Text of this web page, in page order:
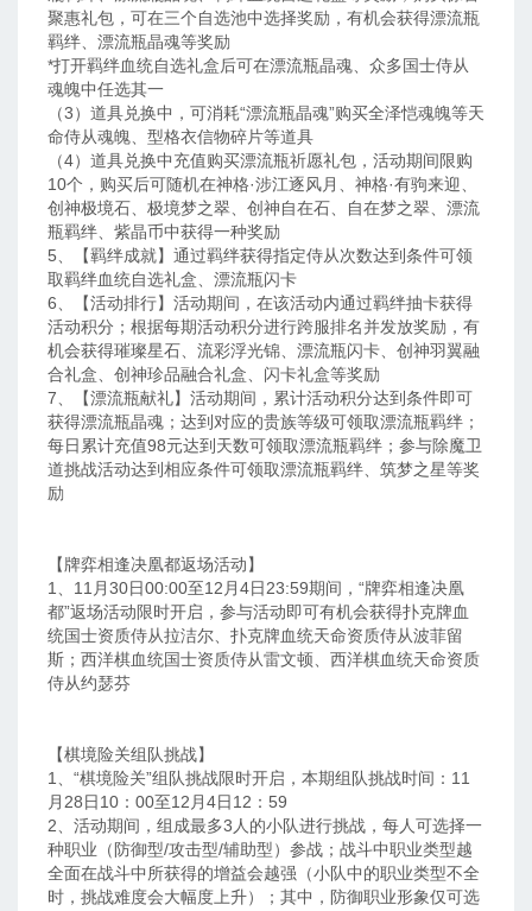
聚惠礼包，可在三个自选池中选择奖励，有机会获得漂流瓶
羁绊、漂流瓶晶魂等奖励
*打开羁绊血统自选礼盒后可在漂流瓶晶魂、众多国士侍从
魂魄中任选其一
（3）道具兑换中，可消耗“漂流瓶晶魂”购买全泽恺魂魄等天
命侍从魂魄、型格衣信物碎片等道具
（4）道具兑换中充值购买漂流瓶祈愿礼包，活动期间限购
10个，购买后可随机在神格·涉江逐风月、神格·有驹来迎、
创神极境石、极境梦之翠、创神自在石、自在梦之翠、漂流
瓶羁绊、紫晶币中获得一种奖励
5、【羁绊成就】通过羁绊获得指定侍从次数达到条件可领
取羁绊血统自选礼盒、漂流瓶闪卡
6、【活动排行】活动期间，在该活动内通过羁绊抽卡获得
活动积分；根据每期活动积分进行跨服排名并发放奖励，有
机会获得璀璨星石、流彩浮光锦、漂流瓶闪卡、创神羽翼融
合礼盒、创神珍品融合礼盒、闪卡礼盒等奖励
7、【漂流瓶献礼】活动期间，累计活动积分达到条件即可
获得漂流瓶晶魂；达到对应的贵族等级可领取漂流瓶羁绊；
每日累计充值98元达到天数可领取漂流瓶羁绊；参与除魔卫
道挑战活动达到相应条件可领取漂流瓶羁绊、筑梦之星等奖
励
【牌弈相逢决凰都返场活动】
1、11月30日00:00至12月4日23:59期间，“牌弈相逢决凰
都”返场活动限时开启，参与活动即可有机会获得扑克牌血
统国士资质侍从拉洁尔、扑克牌血统天命资质侍从波菲留
斯；西洋棋血统国士资质侍从雷文顿、西洋棋血统天命资质
侍从约瑟芬
【棋境险关组队挑战】
1、“棋境险关”组队挑战限时开启，本期组队挑战时间：11
月28日10：00至12月4日12：59
2、活动期间，组成最多3人的小队进行挑战，每人可选择一
种职业（防御型/攻击型/辅助型）参战；战斗中职业类型越
全面在战斗中所获得的增益会越强（小队中的职业类型不全
时，挑战难度会大幅度上升）；其中，防御职业形象仅可选